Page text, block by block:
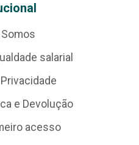
salarial
e Devolução
acesso